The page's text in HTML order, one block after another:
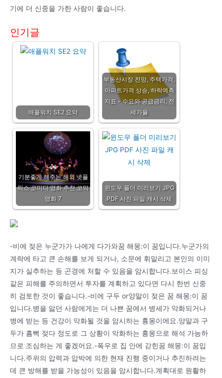
기에 더 신중을 가한 사람이 좋습니다.
인기글
애플워치 SE2 요약
부동산시장 전망, 주택가격,
아파트가격 상승, 하락예측
지표 - 수요와 공급금리, 전
세가율
기분좋게 해주는 해외 넷플
릭스 코미디 영화 추천 코믹
영화 7
윈도우 폴더 미리보기 JPG
PDF 사진 파일 캐시 삭제
-비에 젖은 누군가가 나에게 다가와꿈 해몽:이 꿈입니다.누군가의
계략에 타고 큰 손해를 보게 되거나, 소문에 휘말리고 본인의 이미
지가 실추하는 등 곤경에 처할 수 있음을 암시합니다.보이스 피싱
같은 피해를 주의하면서 투자를 계획하고 있다면 다시 한번 신중
히 검토한 것이 좋습니다.-비에 구두 or양말이 젖은 꿈 해몽:이 꿈
입니다.병을 앓던 사람에게는 더 나쁜 꿈에서 병세가 악화되거나
병에 받는 등 건강이 악화될 것을 암시하는 흉몽이에요.양말과 구
두가 흠뻑 젖다 정도로 그 상황이 악화하는 흉몽으로 해석 가능하
므로 조심하는 게 좋겠어요.-폭우로 집 안에 갇힌꿈 해몽:이 꿈입
니다.주위의 압력과 압박에 의한 현재 진행 중이거나 추진하려는
데 큰 방해를 받을 가능성이 있음을 암시합니다.계획대로 원활하